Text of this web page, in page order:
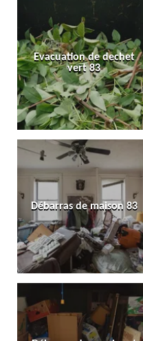
Evacuation de dechet
vert 83
Débarras de maison 83